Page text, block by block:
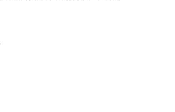
とに重きを置いています。
伸ばせる環境です。